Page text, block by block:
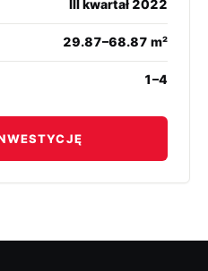
III kwartał 2022
29.87–68.87 m²
1–4